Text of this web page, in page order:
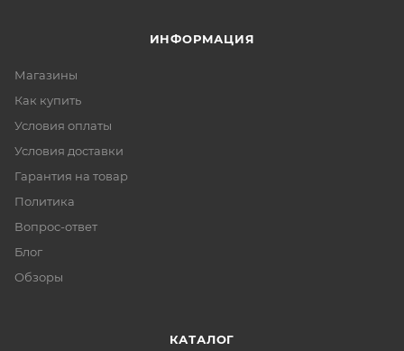
ИНФОРМАЦИЯ
Магазины
Как купить
Условия оплаты
Условия доставки
Гарантия на товар
Политика
Вопрос-ответ
Блог
Обзоры
КАТАЛОГ